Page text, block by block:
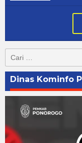
untuk:
Dinas Kominfo